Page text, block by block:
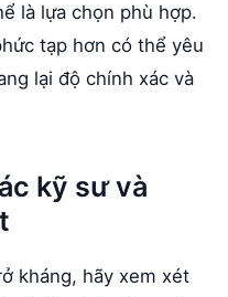
là lựa chọn phù hợp.
tạp hơn có thể yêu
lại độ chính xác và
kỹ sư và
kháng, hãy xem xét